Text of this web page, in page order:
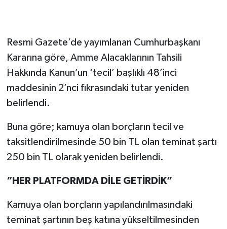
Resmi Gazete’de yayımlanan Cumhurbaşkanı
Kararına göre, Amme Alacaklarının Tahsili
Hakkında Kanun’un ‘tecil’ başlıklı 48’inci
maddesinin 2’nci fıkrasındaki tutar yeniden
belirlendi.
Buna göre; kamuya olan borçların tecil ve
taksitlendirilmesinde 50 bin TL olan teminat şartı
250 bin TL olarak yeniden belirlendi.
“HER PLATFORMDA DİLE GETİRDİK”
Kamuya olan borçların yapılandırılmasındaki
teminat şartının beş katına yükseltilmesinden